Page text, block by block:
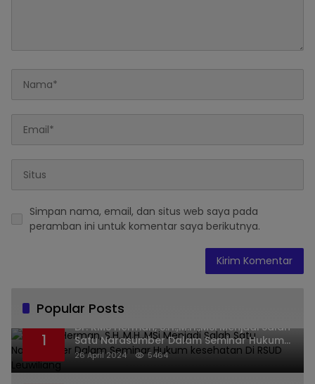
Simpan nama, email, dan situs web saya pada
peramban ini untuk komentar saya berikutnya.
Popular Posts
1
Dr. KMS Herman, S.H.,M.H.,MSi Menjadi Salah
Satu Narasumber Dalam Seminar Hukum
kesehatan Di RSUD Leuwiliang
26 April 2024 5464